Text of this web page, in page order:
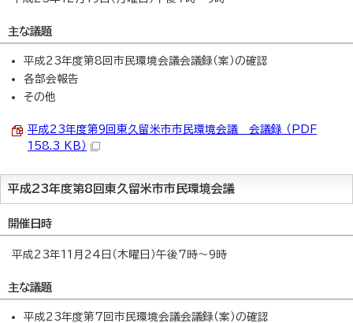
主な議題
平成23年度第8回市民環境会議会議録（案）の確認
各部会報告
その他
平成23年度第9回東久留米市市民環境会議 会議録 （PDF
158.3 KB）
平成23年度第8回東久留米市市民環境会議
開催日時
平成23年11月24日（木曜日）午後7時～9時
主な議題
平成23年度第7回市民環境会議会議録（案）の確認